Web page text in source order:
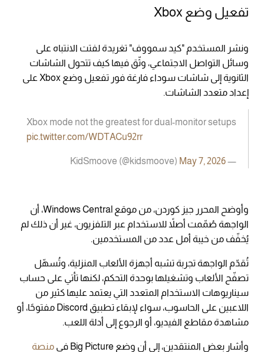
تفعيل وضع Xbox
ونشر المستخدم "كيد سمووف" تغريدة لفتت الانتباه على
وسائل التواصل الاجتماعي، وثّق فيها كيف تتحول الشاشات
الثانوية إلى شاشات سوداء فارغة فور تفعيل وضع Xbox على
إعداد متعدد الشاشات.
Xbox mode not the greatest for dual-monitor setups
pic.twitter.com/WDTACu92rr
— KidSmoove (@kidsmoove)
May 7, 2026
وأوضح المحرر جيز كوردن، من موقع Windows Central، أن
الواجهة صُمّمت أصلاً للاستخدام عبر التلفزيون، غير أن ذلك لم
يُخفّف من خيبة أمل عدد من المستخدمين.
تُقدّم الواجهة تجربة تشبه أجهزة الألعاب المنزلية، وتُسهّل
تصفّح الألعاب وتشغيلها بوحدة التحكم، لكنها تأتي على حساب
سيناريوهات الاستخدام المتعدد التي يعتمد عليها كثير من
اللاعبين على الحاسوب، سواء لإبقاء تطبيق Discord مفتوحًا، أو
مشاهدة مقاطع الفيديو، أو الرجوع إلى أدلة اللعب.
وأشار بعض المنتقدين، إلى أن وضع Big Picture في
منصة